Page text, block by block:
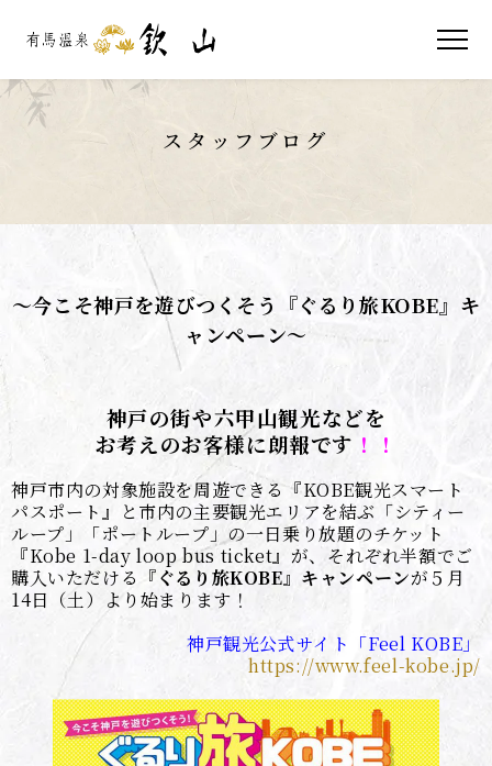
スタッフブログ
～今こそ神戸を遊びつくそう『ぐるり旅KOBE』キ
ャンペーン～
神戸の街や六甲山観光などを
お考えのお客様に朗報です ！！
神戸市内の対象施設を周遊できる『KOBE観光スマート
パスポート』と市内の主要観光エリアを結ぶ「シティー
ループ」「ポートループ」の一日乗り放題のチケット
『Kobe 1-day loop bus ticket』が、それぞれ半額でご
購入いただける 『ぐるり旅KOBE』キャンペーンが５月
14日（土）より始まります！
神戸観光公式サイト「Feel KOBE」
https://www.feel-kobe.jp/